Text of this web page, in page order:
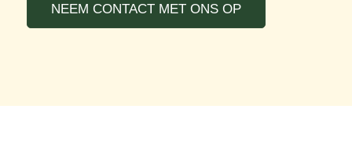
NEEM CONTACT MET ONS OP